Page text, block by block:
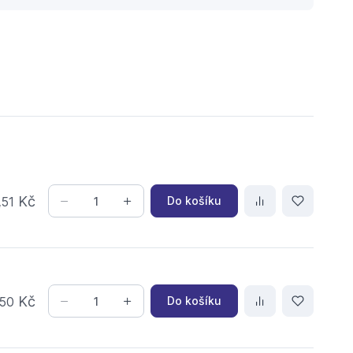
51 Kč Do košíku
50 Kč Do košíku